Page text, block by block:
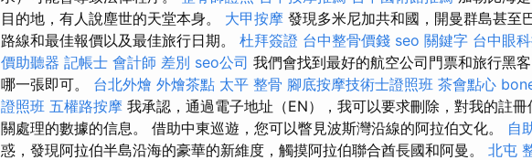
目的地，有人說塵世的天堂本身。 大甲按摩 發現多米尼加共和國，開曼群島甚至
路線和最佳報價以及最佳旅行日期。 杜拜簽證 台中整骨價錢 seo 關鍵字 台中眼
價助聽器 記帳士 會計師 差別 seo公司 我們會找到最好的航空公司門票和旅行黑
哪一張即可。 台北外燴 外燴茶點 太平 整骨 腳底按摩技術士證照班 茶會點心
證照班 五權路按摩 我承認，通過電子地址（EN），我可以要求刪除，對我的註
關處理的數據的信息。 借助中東巡遊，您可以瞥見波斯灣沿線的阿拉伯文化。 自
惑，發現阿拉伯半島沿海的豪華的新維度，觸摸阿拉伯聯合酋長國和阿曼。 北屯